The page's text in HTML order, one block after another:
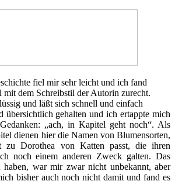
fiel mir sehr leicht und ich fand
mit dem Schreibstil der Autorin zurecht.
und läßt sich schnell und einfach
übersichtlich gehalten und ich ertappte mich
„ach, in Kapitel geht noch“. Als
dienen hier die Namen von Blumensorten,
zu Dorothea von Katten passt, die ihren
noch einem anderen Zweck galten. Das
haben, war mir zwar nicht unbekannt, aber
bisher auch noch nicht damit und fand es